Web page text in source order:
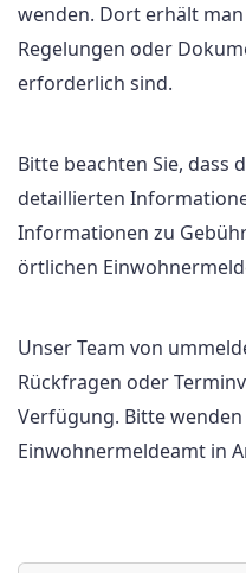
wenden. Dort erhält
Regelungen oder
erforderlich sind.
Bitte beachten Sie, dass
detaillierten
Informationen zu
örtlichen
Unser Team von
Rückfragen oder
Verfügung. Bitte
Einwohnermeldeamt in